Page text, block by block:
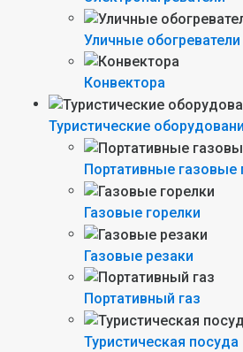
Уличные обогреватели
Конвектора
Туристические
Портативные газовые
Газовые горелки
Газовые резаки
Портативный газ
Туристическая посуда